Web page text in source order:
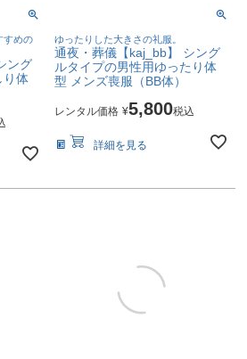
すめの
ング
り体
ゆったりした大きさの礼服。
通夜・葬儀【kaj_bb】 シング
ルタイプの男性用ゆったり体
型 メンズ喪服（BB体）
レンタル価格 ¥5,800税込
詳細を見る